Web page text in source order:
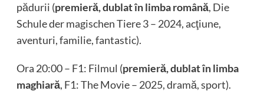
pădurii (premieră,dublat în limba română, Die
Schule der magischen Tiere 3 – 2024, acţiune,
aventuri, familie, fantastic).
Ora 20:00 – F1: Filmul (premieră,dublat în limba
maghiară, F1: The Movie – 2025, dramă, sport).